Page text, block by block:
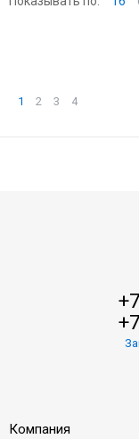
1 2 3 4
Компания